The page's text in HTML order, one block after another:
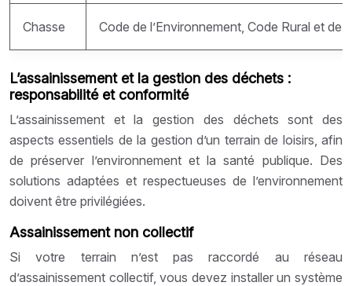
Chasse Code de l’Environnement, Code Rural et de
L’assainissement et la gestion des déchets :
responsabilité et conformité
L’assainissement et la gestion des déchets sont des
aspects essentiels de la gestion d’un terrain de loisirs, afin
de préserver l’environnement et la santé publique. Des
solutions adaptées et respectueuses de l’environnement
doivent être privilégiées.
Assainissement non collectif
Si votre terrain n’est pas raccordé au réseau
d’assainissement collectif, vous devez installer un système